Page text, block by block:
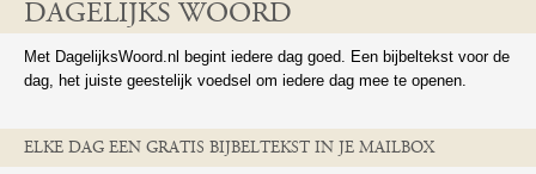
DAGELIJKS WOORD
Met DagelijksWoord.nl begint iedere dag goed. Een bijbeltekst voor de
dag, het juiste geestelijk voedsel om iedere dag mee te openen.
ELKE DAG EEN GRATIS BIJBELTEKST IN JE MAILBOX